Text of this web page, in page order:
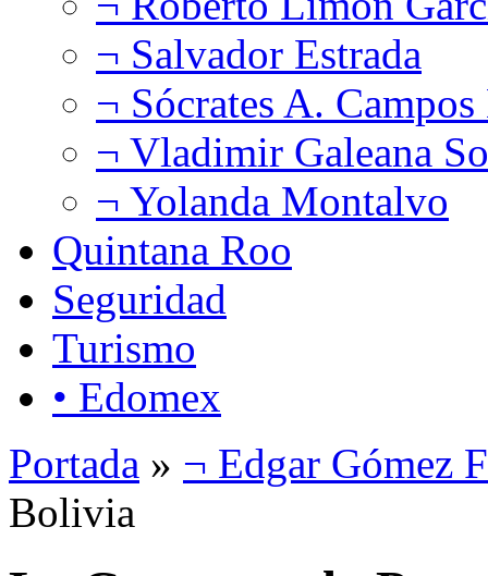
¬ Salvador Estrada
¬ Sócrates A.
¬ Vladimir Galeana
¬ Yolanda Montalvo
Quintana Roo
Seguridad
Turismo
• Edomex
Portada » ¬ Edgar Gómez
Bolivia